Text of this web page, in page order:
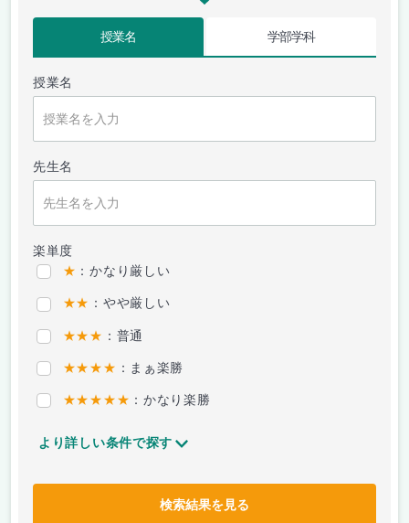
授業名 学部学科
授業名
先生名
楽単度
★ ：かなり厳しい
★★ ：やや厳しい
★★★ ：普通
★★★★ ：まぁ楽勝
★★★★★ ：かなり楽勝
より詳しい条件で探す
検索結果を見る